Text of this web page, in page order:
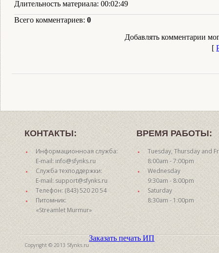
Длительность материала: 00:02:49
Всего комментариев: 0
Добавлять комментарии
[
КОНТАКТЫ:
Информационноая служба:
E-mail: info@sfynks.ru
Служба техподдержки:
E-mail: support@sfynks.ru
Телефон: (843) 520 20 54
Питомник:
«Streamlet Murmur»
ВРЕМЯ РАБОТЫ:
Tuesday, Thursday and
8:00am - 7:00pm
Wednesday
9:30am - 8:00pm
Saturday
8:30am - 1:00pm
Copyright © 2013 Sfynks.ru
Заказать печать ИП